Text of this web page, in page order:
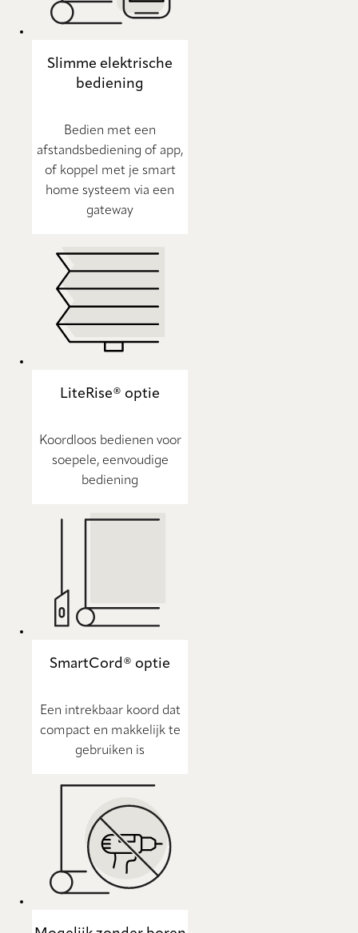
Slimme elektrische
bediening
Bedien met een
afstandsbediening of app,
of koppel met je smart
home systeem via een
gateway
LiteRise® optie
Koordloos bedienen voor
soepele, eenvoudige
bediening
SmartCord® optie
Een intrekbaar koord dat
compact en makkelijk te
gebruiken is